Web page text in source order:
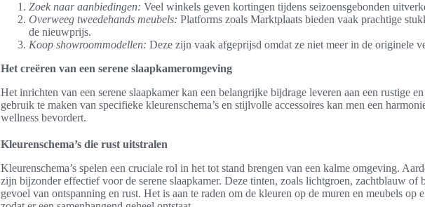
Zoek naar aanbiedingen: Veel winkels geven kortingen tijdens seizoensgebonden
Overweeg tweedehands meubels: Platforms zoals Marktplaats bieden vaak prachtige
de nieuwprijs.
Koop showroommodellen: Deze zijn vaak afgeprijsd omdat ze niet meer in de originele
Het creëren van een serene slaapkameromgeving
Het inrichten van een serene slaapkamer kan een belangrijke bijdrage leveren aan een rustige
gebruik te maken van specifieke kleurenschema’s en stijlvolle accessoires kan men een
wellness bevordert.
Kleurenschema’s die rust uitstralen
Kleurenschema’s spelen een cruciale rol in het tot stand brengen van een kalme omgeving.
zijn bijzonder effectief voor de serene slaapkamer. Deze tinten, zoals lichtgroen, zachtblauw of
gevoel van ontspanning en rust. Het is aan te raden om de kleuren op de muren en meubels op